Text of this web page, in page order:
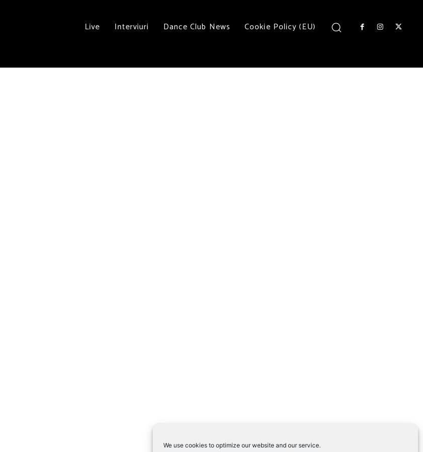
We use cookies to optimize our website and our service.
Live Interviuri Dance Club News Cookie Policy (EU)